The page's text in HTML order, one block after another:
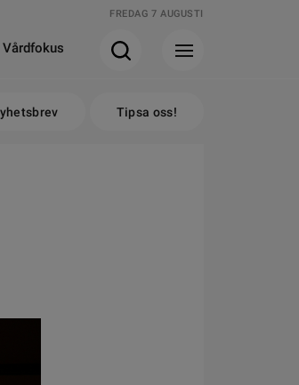
FREDAG 7 AUGUSTI
Vårdfokus
Tipsa oss!